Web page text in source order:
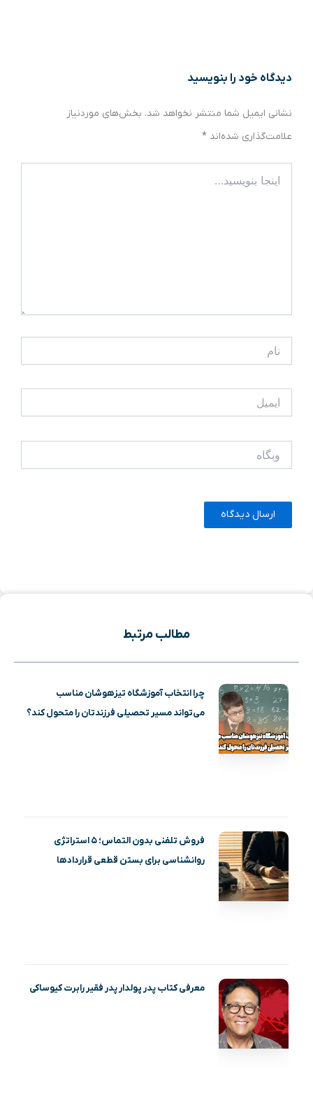
دیدگاه‌ خود را بنویسید
نشانی ایمیل شما منتشر نخواهد شد. بخش‌های موردنیاز
علامت‌گذاری شده‌اند *
بنویسید…
مطالب مرتبط
چرا انتخاب آموزشگاه تیزهوشان مناسب
می‌تواند مسیر تحصیلی فرزندتان را متحول کند؟
فروش تلفنی بدون التماس؛ ۵ استراتژی
روانشناسی برای بستن قطعی قراردادها
معرفی کتاب پدر پولدار پدر فقیر رابرت کیوساکی